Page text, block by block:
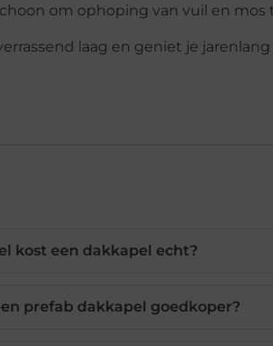
om ophoping van vuil en mos
laag en geniet je
kost een dakkapel echt?
prefab dakkapel goedkoper?